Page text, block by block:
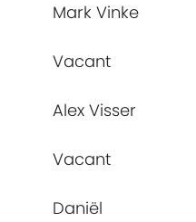
Mark Vinke
Vacant
Alex Visser
Vacant
Daniël